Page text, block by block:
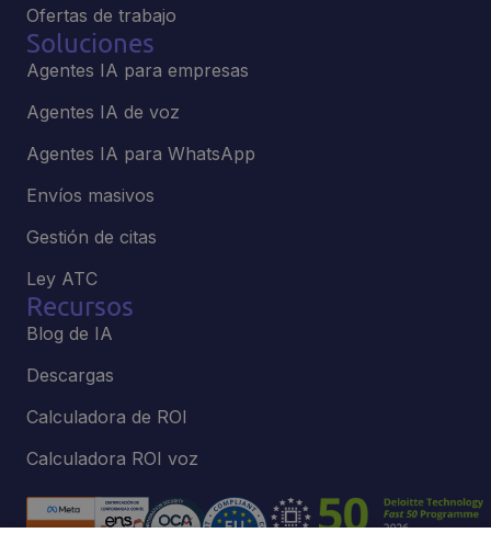
Ofertas de trabajo
Soluciones
Agentes IA para empresas
Agentes IA de voz
Agentes IA para WhatsApp
Envíos masivos
Gestión de citas
Ley ATC
Recursos
Blog de IA
Descargas
Calculadora de ROI
Calculadora ROI voz